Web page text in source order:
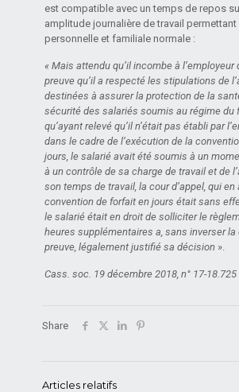
est compatible avec un temps de repos
amplitude journalière de travail permettant
personnelle et familiale normale :
« Mais attendu qu’il incombe à l’employeur
preuve qu’il a respecté les stipulations de
destinées à assurer la protection de la
sécurité des salariés soumis au régime du
qu’ayant relevé qu’il n’était pas établi par
dans le cadre de l’exécution de la
jours, le salarié avait été soumis à un
à un contrôle de sa charge de travail et de
son temps de travail, la cour d’appel, qui en
convention de forfait en jours était sans
le salarié était en droit de solliciter le
heures supplémentaires a, sans inverser la
preuve, légalement justifié sa décision ».
Cass. soc. 19 décembre 2018, n° 17-18.725
Share
Articles relatifs